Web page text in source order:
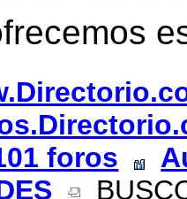
foros